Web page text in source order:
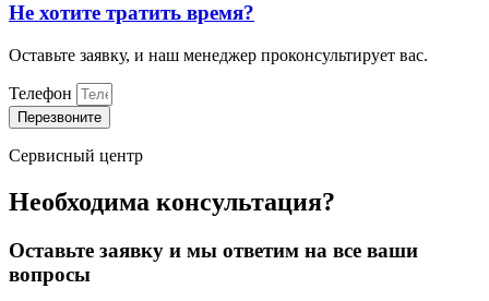
Не хотите тратить время?
Оставьте заявку, и наш менеджер проконсультирует вас.
Телефон
Перезвоните
Сервисный центр
Необходима консультация?
Оставьте заявку и мы ответим на все ваши
вопросы